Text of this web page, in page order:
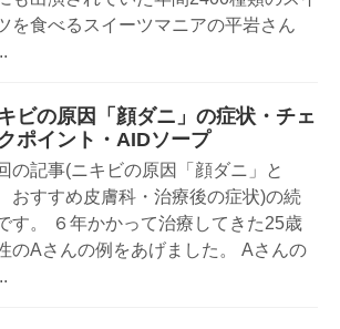
を食べるスイーツマニアの平岩さん
ビの原因「顔ダニ」の症状・チェ
ポイント・AIDソープ
の記事(ニキビの原因「顔ダニ」と
すすめ皮膚科・治療後の症状)の続
す。 ６年かかって治療してきた25歳
のAさんの例をあげました。 Aさんの